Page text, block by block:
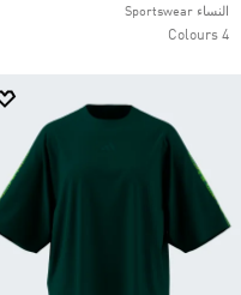
النساء Sportswear
4 Colours